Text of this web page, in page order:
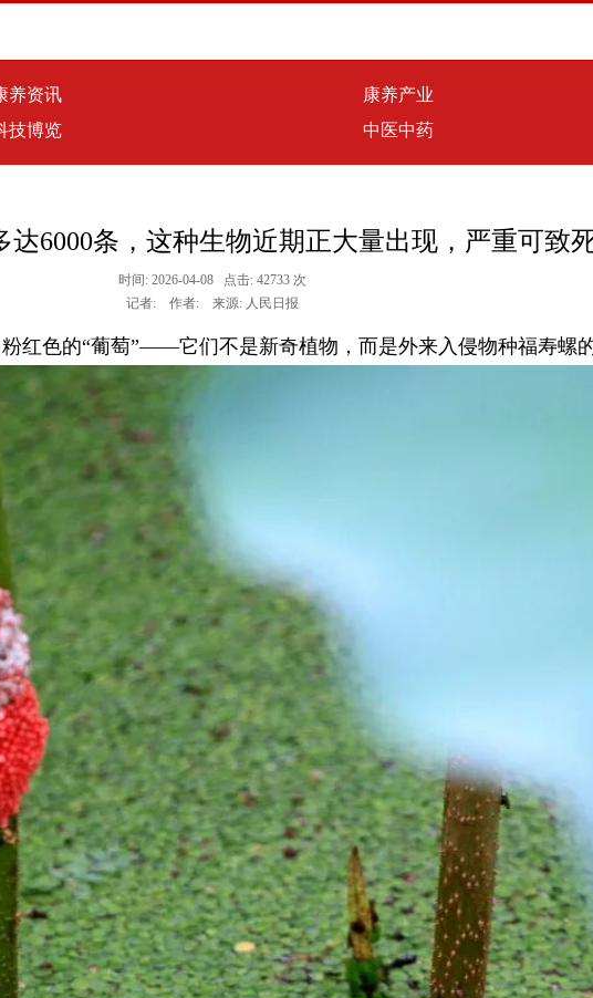
养资讯 康养产业
技博览 中医中药
达6000条，这种生物近期正大量出现，严重可致
时间: 2026-04-08 点击: 42733 次
记者: 作者: 来源: 人民日报
红色的“葡萄”——它们不是新奇植物，而是外来入侵物种福寿螺的